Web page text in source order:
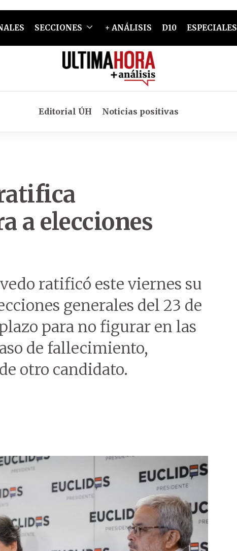
SECCIONES + ANÁLISIS D10 ESPECIALES
Editorial ÚH Noticias positivas
a elecciones
ratificó este viernes su
generales del 23 de
para no figurar en las
de fallecimiento,
otro candidato.